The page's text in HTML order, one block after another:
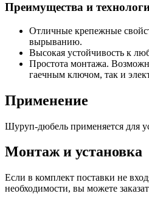
Преимущества и
Отличные крепежные
вырыванию.
Высокая устойчивость к
Простота монтажа.
гаечным ключом, так и
Применение
Шуруп-дюбель применяется для
Монтаж и установка
Если в комплект поставки не
необходимости, вы можете